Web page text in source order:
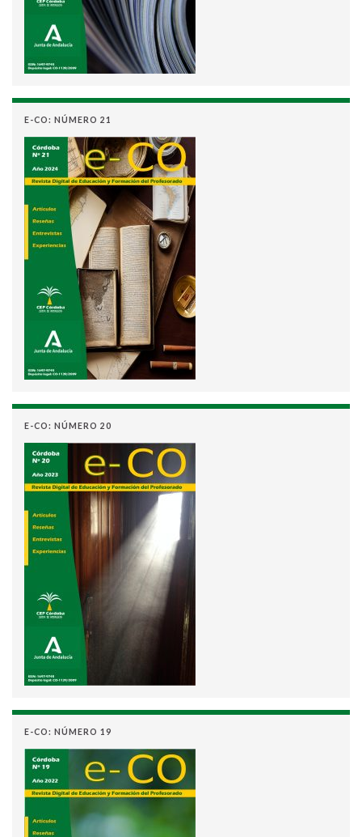
E-CO: NÚMERO 21
E-CO: NÚMERO 20
E-CO: NÚMERO 19